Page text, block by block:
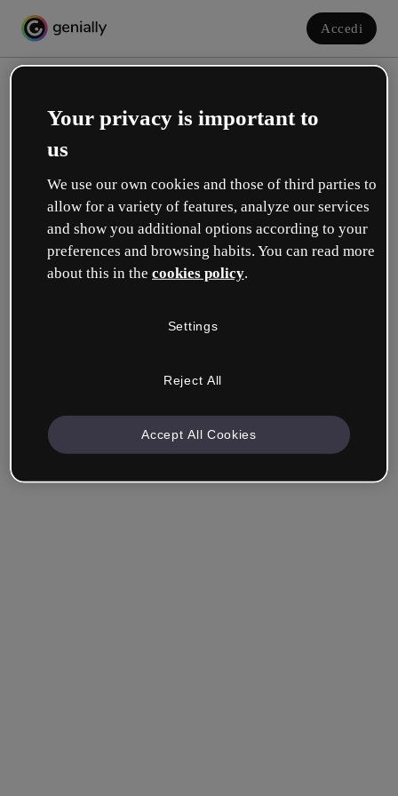
Accedi
Crea il tuo account gratuito!
Quale opzione ti descrive meglio?
Azienda e Professionisti
un altro settore.
Your privacy is important to
us
We use our own cookies and those of third parties to
allow for a variety of features, analyze our services
and show you additional options according to your
preferences and browsing habits. You can read more
about this in the cookies policy.
Settings
Reject All
Accept All Cookies